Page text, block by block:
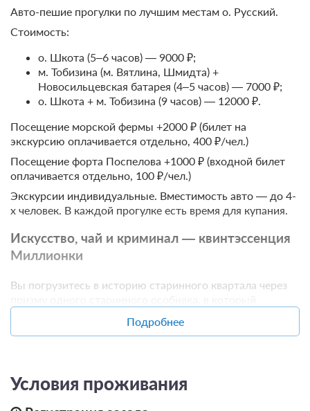
Общая ванная комната
2 гостя
Моментальное подтверждение
В стоимость входит:
Базовый тариф, Без питания
Бесплатная отмена до 17 августа 2026 23:59; При отмене
оплата не возвращается с 18 августа 2026 00:00
Требуется внесение предоплаты в течение 2 часов.
Сумма предоплаты составляет 1 ночь
Недостаточно мест
Сменить кол-во гостей
Забронировать
Авто-пешие прогулки по лучшим местам о. Русский.
Стоимость:
о. Шкота (5–6 часов) — 9000 ₽;
м. Тобизина (м. Вятлина, Шмидта) +
Новосильцевская батарея (4–5 часов) — 7000 ₽;
о. Шкота + м. Тобизина (9 часов) — 12000 ₽.
Посещение морской фермы +2000 ₽ (билет на
экскурсию оплачивается отдельно, 400 ₽/чел.)
Посещение форта Поспелова +1000 ₽ (входной билет
оплачивается отдельно, 100 ₽/чел.)
Экскурсии индивидуальные. Вместимость авто — до 4-
х человек. В каждой прогулке есть время для купания.
Искусство, чай и криминал — квинтэссенция
Миллионки
Вы погрузитесь в историю старинного квартала через
заглянете, и его двора, где много стрит-арта. Вас ждёт
развенчание мифов, реальные факты о заселении этого
Стоимость:
Подробнее
Условия проживания